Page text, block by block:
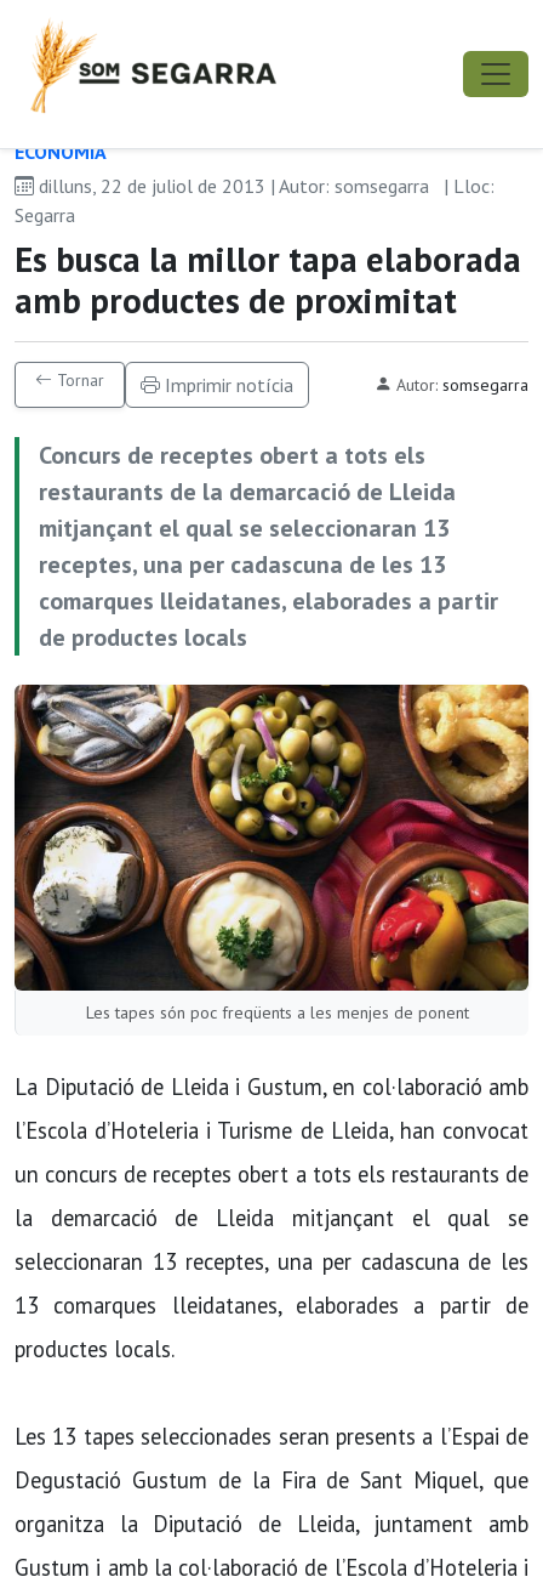
ECONOMIA
dilluns, 22 de juliol de 2013 | Autor: somsegarra
| Lloc:
Segarra
Es busca la millor tapa elaborada
amb productes de proximitat
Tornar Imprimir notícia Autor: somsegarra
Concurs de receptes obert a tots els
restaurants de la demarcació de Lleida
mitjançant el qual se seleccionaran 13
receptes, una per cadascuna de les 13
comarques lleidatanes, elaborades a partir
de productes locals
Les tapes són poc freqüents a les menjes de ponent
La Diputació de Lleida i Gustum, en col·laboració amb
l’Escola d’Hoteleria i Turisme de Lleida, han convocat
un concurs de receptes obert a tots els restaurants de
la demarcació de Lleida mitjançant el qual se
seleccionaran 13 receptes, una per cadascuna de les
13 comarques lleidatanes, elaborades a partir de
productes locals.
Les 13 tapes seleccionades seran presents a l’Espai de
Degustació Gustum de la Fira de Sant Miquel, que
organitza la Diputació de Lleida, juntament amb
Gustum i amb la col·laboració de l’Escola d’Hoteleria i